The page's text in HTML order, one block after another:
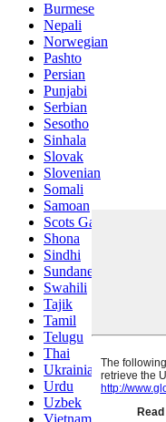
Burmese
Nepali
Norwegian
Pashto
Persian
Punjabi
Serbian
Sesotho
Sinhala
Slovak
Slovenian
Somali
Samoan
Scots Gaelic
Shona
Sindhi
Sundanese
Swahili
Tajik
Tamil
Telugu
Thai
Ukrainian
Urdu
Uzbek